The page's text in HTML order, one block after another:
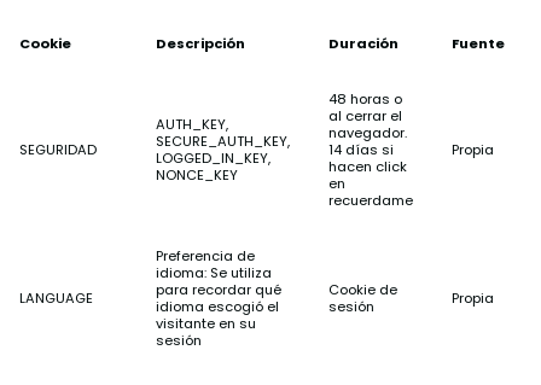
Cookie Descripción Duración Fuente
SEGURIDAD
AUTH_KEY,
SECURE_AUTH_KEY,
LOGGED_IN_KEY,
NONCE_KEY
48 horas o
al cerrar el
navegador.
14 días si
hacen click
en
recuerdame
Propia
LANGUAGE
Preferencia de
idioma: Se utiliza
para recordar qué
idioma escogió el
visitante en su
sesión
Cookie de
sesión
Propia